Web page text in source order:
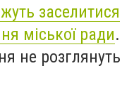
заселитися
міської ради.
не розглянуть